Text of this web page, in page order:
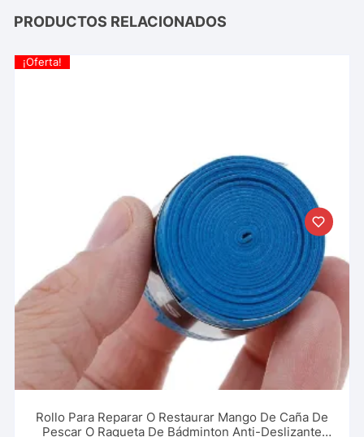
PRODUCTOS RELACIONADOS
¡Oferta!
Rollo Para Reparar O Restaurar Mango De Caña De
Pescar O Raqueta De Bádminton Anti-Deslizante